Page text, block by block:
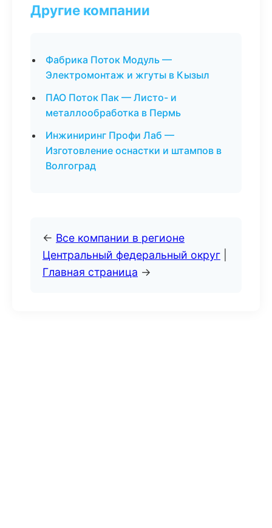
Другие компании
Фабрика Поток Модуль —
Электромонтаж и жгуты в Кызыл
ПАО Поток Пак — Листо- и
металлообработка в Пермь
Инжиниринг Профи Лаб —
Изготовление оснастки и штампов в
Волгоград
← Все компании в регионе
Центральный федеральный округ
Главная страница →